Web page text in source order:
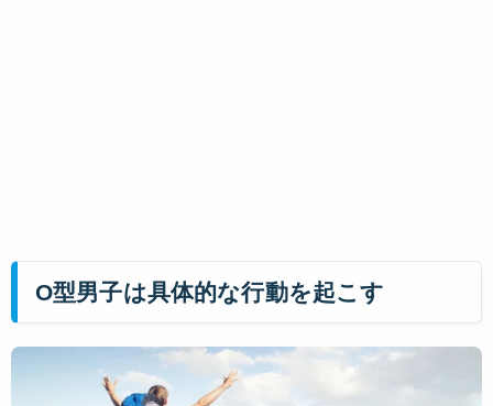
O型男子は具体的な行動を起こす